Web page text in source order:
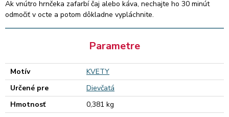
Ak vnútro hrnčeka zafarbí čaj alebo káva, nechajte ho 30 minút
odmočiť v octe a potom dôkladne vypláchnite.
Parametre
Motív
KVETY
Určené pre
Dievčatá
Hmotnosť
0,381 kg